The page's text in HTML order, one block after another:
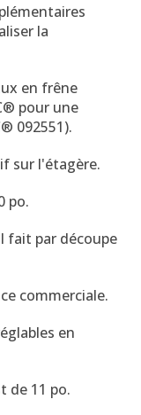
la
en frêne
pour une
092551).
sur l'étagère.
po.
fait par découpe
commerciale.
en
de 11 po.